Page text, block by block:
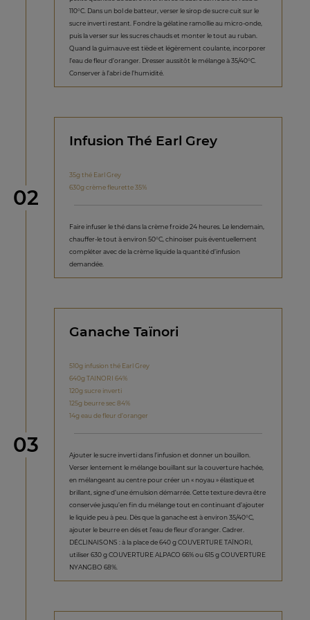
110°C. Dans un bol de batteur, verser le sirop de sucre cuit sur le
sucre inverti restant. Fondre la gélatine ramollie au micro-onde,
puis la verser sur les sucres chauds et monter le tout au ruban.
Quand la guimauve est tiède et légèrement coulante, incorporer
l’eau de fleur d’oranger. Dresser aussitôt le mélange à 35/40°C.
Conserver à l’abri de l’humidité.
étape
02
Infusion Thé Earl Grey
35g thé Earl Grey
630g crème fleurette 35%
Faire infuser le thé dans la crème froide 24 heures. Le lendemain,
chauffer-le tout à environ 50°C, chinoiser puis éventuellement
compléter avec de la crème liquide la quantité d’infusion
demandée.
étape
03
Ganache Taïnori
510g infusion thé Earl Grey
640g TAINORI 64%
120g sucre inverti
125g beurre sec 84%
14g eau de fleur d’oranger
Ajouter le sucre inverti dans l’infusion et donner un bouillon.
Verser lentement le mélange bouillant sur la couverture hachée,
en mélangeant au centre pour créer un « noyau » élastique et
brillant, signe d’une émulsion démarrée. Cette texture devra être
conservée jusqu’en fin du mélange tout en continuant d’ajouter
le liquide peu à peu. Dès que la ganache est à environ 35/40°C,
ajouter le beurre en dés et l’eau de fleur d’oranger. Cadrer.
DÉCLINAISONS : à la place de 640 g COUVERTURE TAÏNORI,
utiliser 630 g COUVERTURE ALPACO 66% ou 615 g COUVERTURE
NYANGBO 68%.